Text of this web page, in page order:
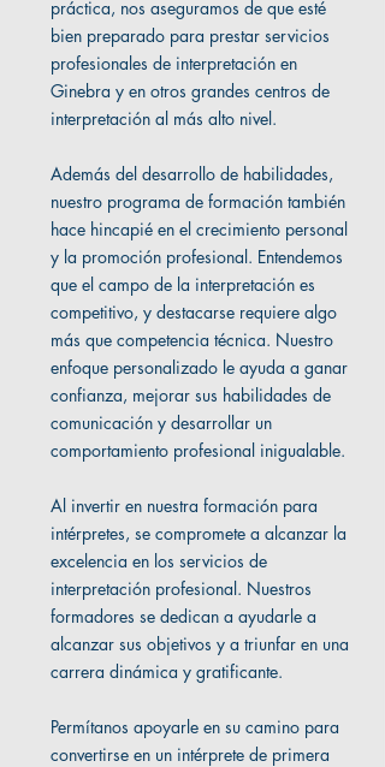
práctica, nos aseguramos de que esté
bien preparado para prestar servicios
profesionales de interpretación en
Ginebra y en otros grandes centros de
interpretación al más alto nivel.
Además del desarrollo de habilidades,
nuestro programa de formación también
hace hincapié en el crecimiento personal
y la promoción profesional. Entendemos
que el campo de la interpretación es
competitivo, y destacarse requiere algo
más que competencia técnica. Nuestro
enfoque personalizado le ayuda a ganar
confianza, mejorar sus habilidades de
comunicación y desarrollar un
comportamiento profesional inigualable.
Al invertir en nuestra formación para
intérpretes, se compromete a alcanzar la
excelencia en los servicios de
interpretación profesional. Nuestros
formadores se dedican a ayudarle a
alcanzar sus objetivos y a triunfar en una
carrera dinámica y gratificante.
Permítanos apoyarle en su camino para
convertirse en un intérprete de primera